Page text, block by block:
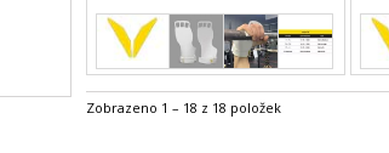
Zobrazeno 1 – 18 z 18 položek